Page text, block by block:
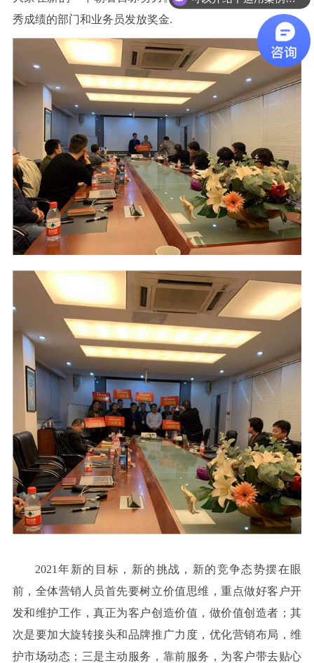
秀成绩的部门和业务员发放奖金.
2021 年新的目标，新的挑战，新的竞争态势摆在眼
前，全体营销人员首先要树立价值思维，重点做好客户开
发和维护工作，真正为客户创造价值，做价值创造者；其
次是要加大旋转接头和品牌推广力度，优化营销布局，维
护市场动态；三是主动服务，靠前服务，为客户带去贴心